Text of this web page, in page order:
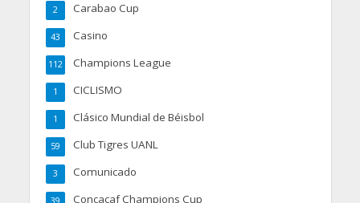
Carabao Cup
2
Casino
43
Champions League
112
CICLISMO
1
Clásico Mundial de Béisbol
1
Club Tigres UANL
59
Comunicado
3
Concacaf Champions Cup